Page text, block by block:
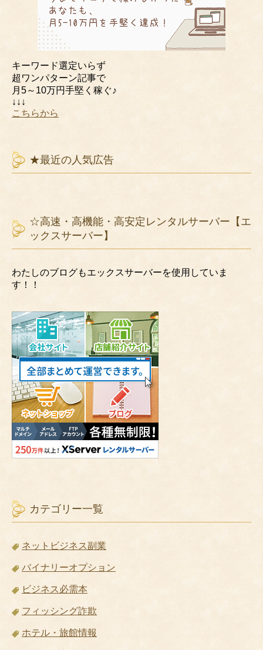
キーワード選定いらず
超ワンパターン記事で
月5～10万円手堅く稼ぐ♪
↓↓↓
こちらから
★最近の人気広告
☆高速・高機能・高安定レンタルサーバー【エ
ックスサーバー】
わたしのブログもエックスサーバーを使用していま
す！！
カテゴリー一覧
ネットビジネス副業
バイナリーオプション
ビジネス必需本
フィッシング詐欺
ホテル・旅館情報